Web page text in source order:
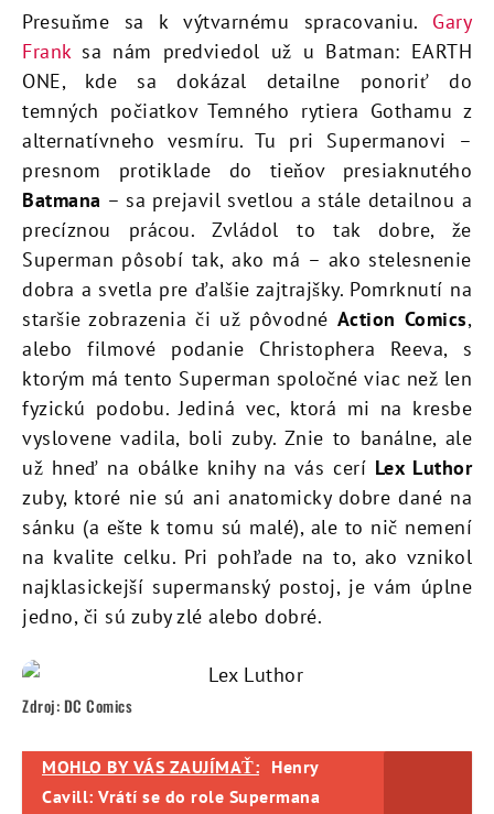
Presuňme sa k výtvarnému spracovaniu. Gary
Franksa nám predviedol už u Batman: EARTH
ONE, kde sa dokázal detailne ponoriť do
temných počiatkov Temného rytiera Gothamu z
alternatívneho vesmíru. Tu pri Supermanovi –
presnom protiklade do tieňov presiaknutého
Batmana – sa prejavil svetlou a stále detailnou a
precíznou prácou. Zvládol to tak dobre, že
Superman pôsobí tak, ako má – ako stelesnenie
dobra a svetla pre ďalšie zajtrajšky. Pomrknutí na
staršie zobrazenia či už pôvodné Action Comics,
alebo filmové podanie Christophera Reeva, s
ktorým má tento Superman spoločné viac než len
fyzickú podobu. Jediná vec, ktorá mi na kresbe
vyslovene vadila, boli zuby. Znie to banálne, ale
už hneď na obálke knihy na vás cerí Lex Luthor
zuby, ktoré nie sú ani anatomicky dobre dané na
sánku (a ešte k tomu sú malé), ale to nič nemení
na kvalite celku. Pri pohľade na to, ako vznikol
najklasickejší supermanský postoj, je vám úplne
jedno, či sú zuby zlé alebo dobré.
Zdroj: DC Comics
MOHLO BY VÁS ZAUJÍMAŤ: Henry
Cavill: Vrátí se do role Supermana